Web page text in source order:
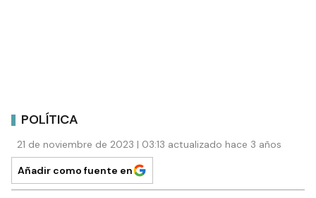
POLÍTICA
21 de noviembre de 2023 | 03:13 actualizado hace 3 años
Añadir como fuente en